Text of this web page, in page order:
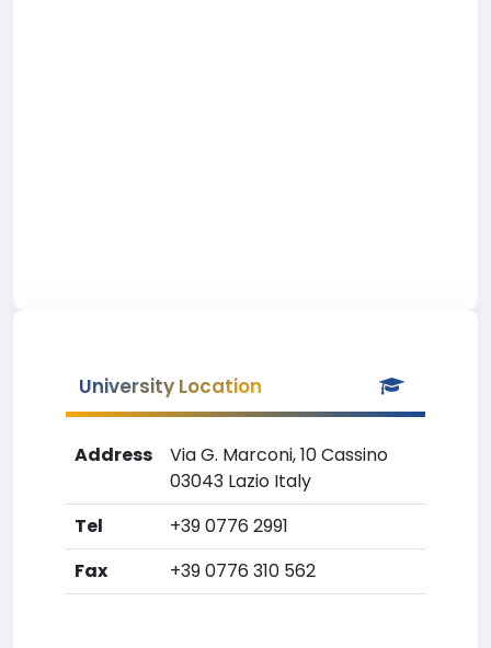
University Location
Address
Via G. Marconi, 10 Cassino
03043 Lazio Italy
Tel
+39 0776 2991
Fax
+39 0776 310 562